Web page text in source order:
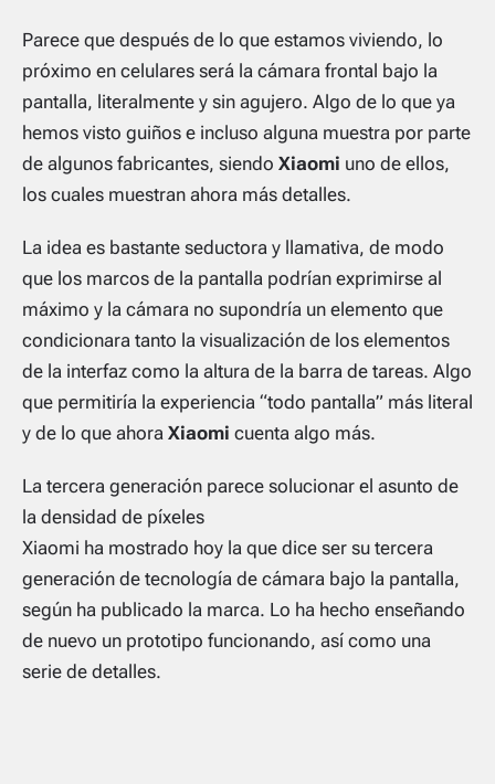
Parece que después de lo que estamos viviendo, lo
próximo en celulares será la cámara frontal bajo la
pantalla, literalmente y sin agujero. Algo de lo que ya
hemos visto guiños e incluso alguna muestra por parte
de algunos fabricantes, siendo Xiaomi uno de ellos,
los cuales muestran ahora más detalles.
La idea es bastante seductora y llamativa, de modo
que los marcos de la pantalla podrían exprimirse al
máximo y la cámara no supondría un elemento que
condicionara tanto la visualización de los elementos
de la interfaz como la altura de la barra de tareas. Algo
que permitiría la experiencia “todo pantalla” más literal
y de lo que ahora Xiaomi cuenta algo más.
La tercera generación parece solucionar el asunto de
la densidad de píxeles
Xiaomi ha mostrado hoy la que dice ser su tercera
generación de tecnología de cámara bajo la pantalla,
según ha publicado la marca. Lo ha hecho enseñando
de nuevo un prototipo funcionando, así como una
serie de detalles.